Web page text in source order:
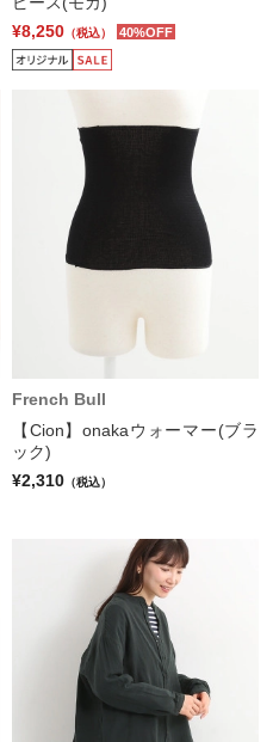
¥8,250 （税込） 40%OFF
French Bull
【Cion】onakaウォーマー(ブラ
ック)
¥2,310 （税込）